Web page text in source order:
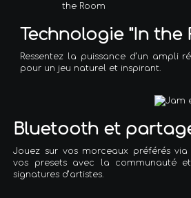
Technologie "In the
Ressentez la puissance d’un ampli
pour un jeu naturel et inspirant.
Bluetooth et
Jouez sur vos morceaux préférés
vos presets avec la communauté
signatures d’artistes.